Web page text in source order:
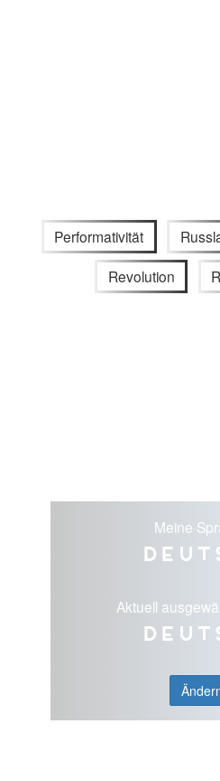
Performativität
Revolution
Meine
Aktuell